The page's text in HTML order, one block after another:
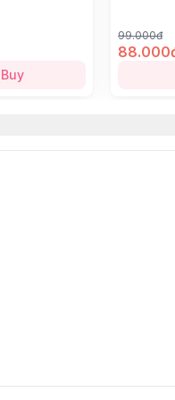
và giới hạn (Limited
Buy
99.000đ